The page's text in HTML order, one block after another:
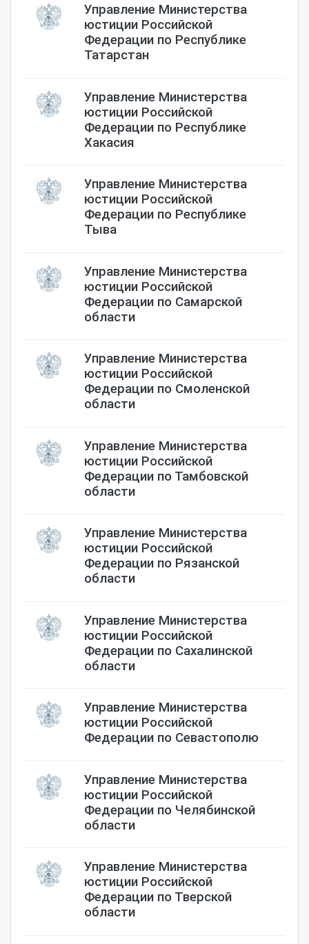
Управление Министерства
юстиции Российской
Федерации по Республике
Татарстан
Управление Министерства
юстиции Российской
Федерации по Республике
Хакасия
Управление Министерства
юстиции Российской
Федерации по Республике
Тыва
Управление Министерства
юстиции Российской
Федерации по Самарской
области
Управление Министерства
юстиции Российской
Федерации по Смоленской
области
Управление Министерства
юстиции Российской
Федерации по Тамбовской
области
Управление Министерства
юстиции Российской
Федерации по Рязанской
области
Управление Министерства
юстиции Российской
Федерации по Сахалинской
области
Управление Министерства
юстиции Российской
Федерации по Севастополю
Управление Министерства
юстиции Российской
Федерации по Челябинской
области
Управление Министерства
юстиции Российской
Федерации по Тверской
области